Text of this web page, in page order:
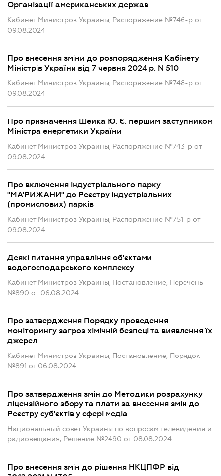
Організації американських держав
Кабинет Министров Украины, Распоряжение №746-р от
09.08.2024
Про внесення зміни до розпорядження Кабінету
Міністрів України від 7 червня 2024 р. N 510
Кабинет Министров Украины, Распоряжение №748-р от
09.08.2024
Про призначення Шейка Ю. Є. першим заступником
Міністра енергетики України
Кабинет Министров Украины, Распоряжение №743-р от
09.08.2024
Про включення індустріального парку
"МА'РИЖАНИ" до Реєстру індустріальних
(промислових) парків
Кабинет Министров Украины, Распоряжение №751-р от
09.08.2024
Деякі питання управління об'єктами
водогосподарського комплексу
Кабинет Министров Украины, Постановление, Перечень
№890 от 06.08.2024
Про затвердження Порядку проведення
моніторингу загроз хімічній безпеці та виявлення їх
джерел
Кабинет Министров Украины, Постановление, Порядок
№891 от 06.08.2024
Про затвердження змін до Методики розрахунку
ліцензійного збору та плати за внесення змін до
Реєстру суб'єктів у сфері медіа
Национальный совет Украины по вопросам телевидения и
радиовещания, Решение №2490 от 08.08.2024
Про внесення змін до рішення НКЦПФР від